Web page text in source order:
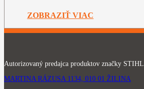
ZOBRAZIŤ VIAC
Autorizovaný predajca produktov značky STIHL.
MARTINA RÁZUSA 1134, 010 01 ŽILINA